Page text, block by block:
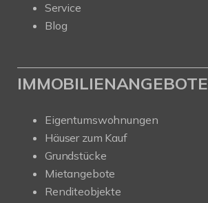
Service
Blog
IMMOBILIENANGEBOTE
Eigentumswohnungen
Häuser zum Kauf
Grundstücke
Mietangebote
Renditeobjekte